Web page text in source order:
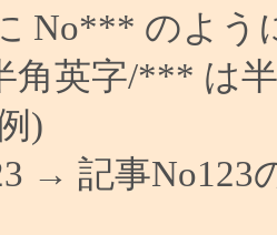
No*** のよう
角英字/*** は
)
→ 記事No123